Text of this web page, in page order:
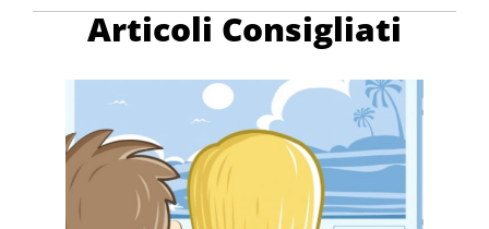
Articoli Consigliati